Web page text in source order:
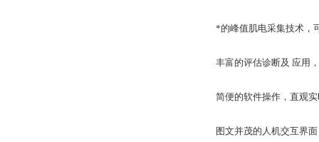
*的峰值肌电采集技术，
丰富的评估诊断及 应用
简便的软件操作，直观
图文并茂的人机交互界